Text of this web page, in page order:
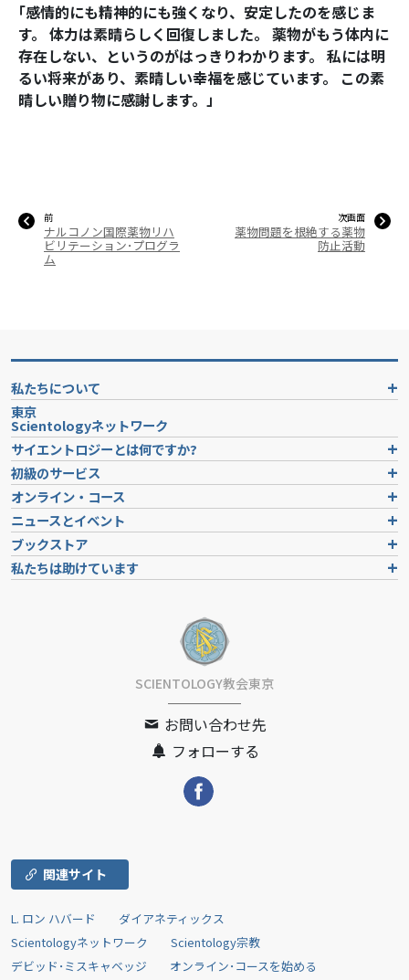
｢感情的にも精神的にも強くなり、安定したのを感じま
す。 体力は素晴らしく回復しました。 薬物がもう体内に
存在しない、というのがはっきりわかります。 私には明
るい将来があり、素晴しい幸福を感じています。 この素
晴しい贈り物に感謝します。」
前
ナルコノン国際薬物リハ
ビリテーション･プログラ
ム
次画面
薬物問題を根絶する薬物
防止活動
私たちについて
東京
Scientologyネットワーク
サイエントロジーとは何ですか?
初級のサービス
オンライン・コース
ニュースとイベント
ブックストア
私たちは助けています
SCIENTOLOGY教会東京
お問い合わせ先
フォローする
関連サイト
L. ロン ハバード
ダイアネティックス
Scientologyネットワーク
Scientology宗教
デビッド･ミスキャベッジ
オンライン･コースを始める